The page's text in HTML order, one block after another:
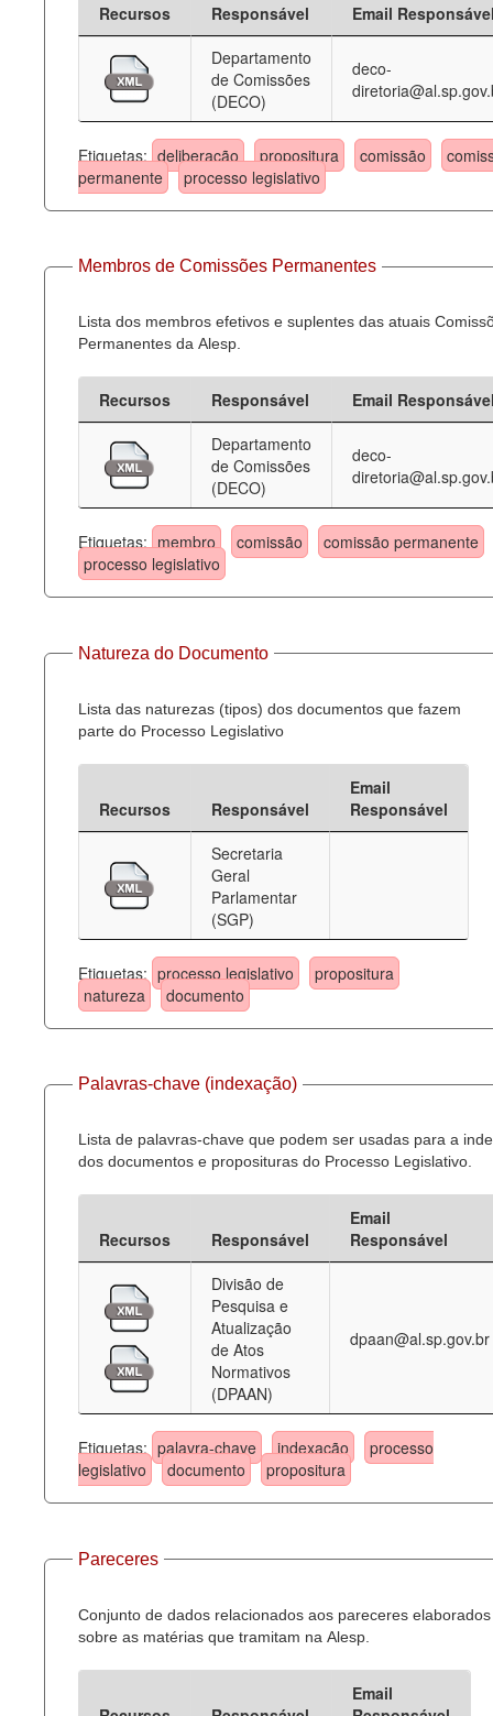
Recursos Responsável
Email
Departamento
de Comissões
(DECO)
deco-
Etiquetas: deliberação propositura comissão
permanente
processo legislativo
Membros de Comissões Permanentes
Lista dos membros efetivos e suplentes das atuais
Permanentes da Alesp.
Recursos Responsável
Email
Departamento
de Comissões
(DECO)
deco-
Etiquetas: membro comissão
comissão permanente
processo legislativo
Natureza do Documento
Lista das naturezas (tipos) dos documentos que fazem
parte do Processo Legislativo
Recursos Responsável
Email
Responsável
Secretaria
Geral
Parlamentar
(SGP)
Etiquetas: processo legislativo
propositura
natureza
documento
Palavras-chave (indexação)
Lista de palavras-chave que podem ser usadas para a
dos documentos e proposituras do Processo Legislativo.
Recursos Responsável
Email
Responsável
Divisão de
Pesquisa e
Atualização
de Atos
Normativos
(DPAAN)
dpaan@al.sp.gov.br
Etiquetas: palavra-chave indexação
processo
legislativo
documento propositura
Pareceres
Conjunto de dados relacionados aos pareceres elaborados
sobre as matérias que tramitam na Alesp.
Email